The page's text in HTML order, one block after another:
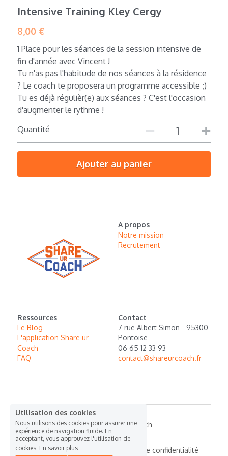
Intensive Training Kley Cergy
8,00 €
1 Place pour les séances de la session intensive de
fin d'année avec Vincent !
Tu n'as pas l'habitude de nos séances à la résidence
? Le coach te proposera un programme accessible ;)
Tu es déjà régulièr(e) aux séances ? C'est l'occasion
d'augmenter le rythme !
Quantité
Ajouter au panier
A propos
Notre mission
Recrutement
Ressources
Le Blog
L'application Share ur
Coach
FAQ
Contact
7 rue Albert Simon - 95300
Pontoise
06 65 12 33 93
contact@shareurcoach.fr
© 2017 Share ur Coach
Termes et Conditions Politique de confidentialité
Utilisation des cookies
Nous utilisons des cookies pour assurer une
expérience de navigation fluide. En
acceptant, vous approuvez l'utilisation de
cookies. En savoir plus